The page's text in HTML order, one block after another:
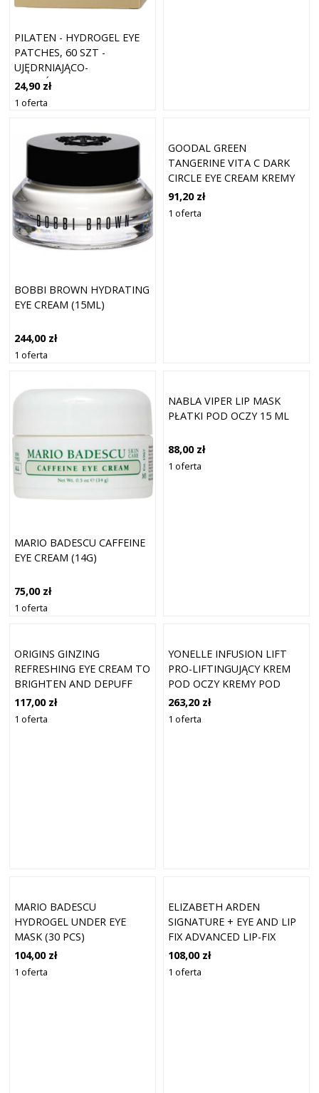
PILATEN - HYDROGEL EYE
PATCHES, 60 SZT -
UJĘDRNIAJĄCO-
ROZJAŚNIAJĄCE
HYDROŻELOWE PŁATKI
24,90 zł
1 oferta
BOBBI BROWN HYDRATING
EYE CREAM (15ML)
244,00 zł
1 oferta
GOODAL GREEN
TANGERINE VITA C DARK
CIRCLE EYE CREAM KREMY
POD OCZY 30 ML
91,20 zł
1 oferta
MARIO BADESCU CAFFEINE
EYE CREAM (14G)
75,00 zł
1 oferta
NABLA VIPER LIP MASK
PŁATKI POD OCZY 15 ML
88,00 zł
1 oferta
ORIGINS GINZING
REFRESHING EYE CREAM TO
BRIGHTEN AND DEPUFF
ORIGINAL SHADE
117,00 zł
1 oferta
YONELLE INFUSION LIFT
PRO-LIFTINGUJĄCY KREM
POD OCZY KREMY POD
OCZY 15 ML DAMSKI
263,20 zł
1 oferta
MARIO BADESCU
HYDROGEL UNDER EYE
MASK (30 PCS)
104,00 zł
1 oferta
ELIZABETH ARDEN
SIGNATURE + EYE AND LIP
FIX ADVANCED LIP-FIX
CREAM (15ML)
108,00 zł
1 oferta